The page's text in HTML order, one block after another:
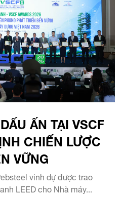
ẤN TẠI VSCF
CHIẾN LƯỢC
VỮNG
vinh dự được trao
LEED cho Nhà máy...